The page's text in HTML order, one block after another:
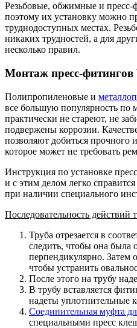
Резьбовые, обжимные и пресс-
поэтому их установку можно
труднодоступных местах.
никаких трудностей, а для
несколько правил.
Монтаж пресс-фитингов
Полипропиленовые и
все большую популярность
практически не стареют, не
подвержены коррозии.
позволяют добиться прочного
которое может не требовать
Инструкция по установке
и с этим делом легко
при наличии специального
Последовательность действий
Труба отрезается в
следить, чтобы она была
перпендикулярно. Затем
чтобы устранить
После этого на трубу
В трубу вставляется
надеты уплотнительные
Соединительная муфта
специальными пресс